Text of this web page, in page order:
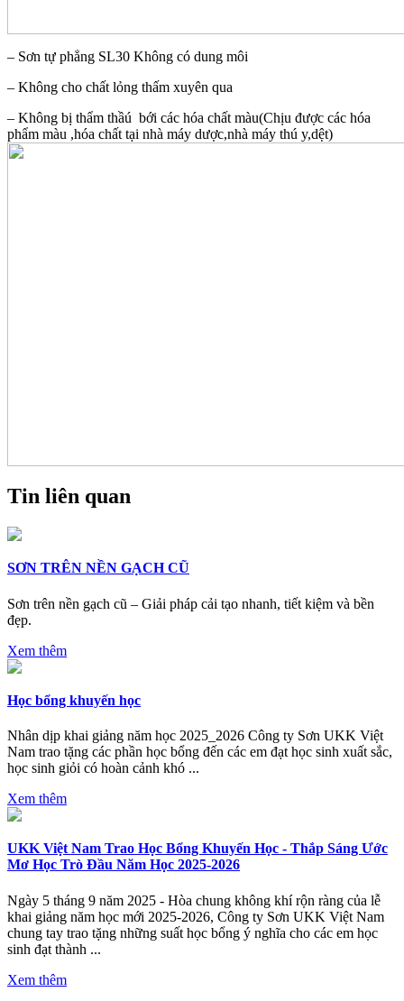
– Sơn tự phẳng SL30 Không có dung môi
– Không cho chất lỏng thấm xuyên qua
– Không bị thẩm thầú bới các hóa chất màu(Chịu được các hóa
phẩm màu ,hóa chất tại nhà máy dược,nhà máy thú y,dệt)
Tin liên quan
SƠN TRÊN NỀN GẠCH CŨ
Sơn trên nền gạch cũ – Giải pháp cải tạo nhanh, tiết kiệm và bền
đẹp.
Xem thêm
Học bổng khuyến học
Nhân dịp khai giảng năm học 2025_2026 Công ty Sơn UKK Việt
Nam trao tặng các phần học bổng đến các em đạt học sinh xuất sắc,
học sinh giỏi có hoàn cảnh khó ...
Xem thêm
UKK Việt Nam Trao Học Bổng Khuyến Học - Thắp Sáng Ước
Mơ Học Trò Đầu Năm Học 2025-2026
Ngày 5 tháng 9 năm 2025 - Hòa chung không khí rộn ràng của lễ
khai giảng năm học mới 2025-2026, Công ty Sơn UKK Việt Nam
chung tay trao tặng những suất học bổng ý nghĩa cho các em học
sinh đạt thành ...
Xem thêm